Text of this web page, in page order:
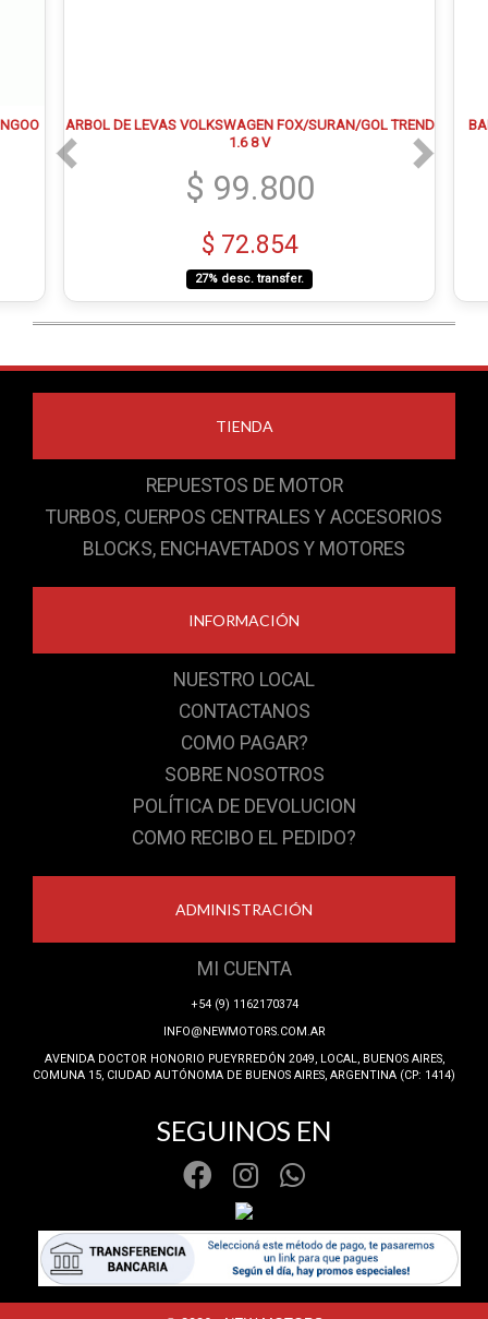
ARBOL DE LEVAS VOLKSWAGEN FOX/SURAN/GOL TREND
1.6 8 V
$ 99.800
$ 72.854
27% desc. transfer.
TIENDA
REPUESTOS DE MOTOR
TURBOS, CUERPOS CENTRALES Y ACCESORIOS
BLOCKS, ENCHAVETADOS Y MOTORES
INFORMACIÓN
NUESTRO LOCAL
CONTACTANOS
COMO PAGAR?
SOBRE NOSOTROS
POLÍTICA DE DEVOLUCION
COMO RECIBO EL PEDIDO?
ADMINISTRACIÓN
MI CUENTA
+54 (9) 1162170374
INFO@NEWMOTORS.COM.AR
AVENIDA DOCTOR HONORIO PUEYRREDÓN 2049, LOCAL, BUENOS AIRES,
COMUNA 15, CIUDAD AUTÓNOMA DE BUENOS AIRES, ARGENTINA (CP: 1414)
SEGUINOS EN